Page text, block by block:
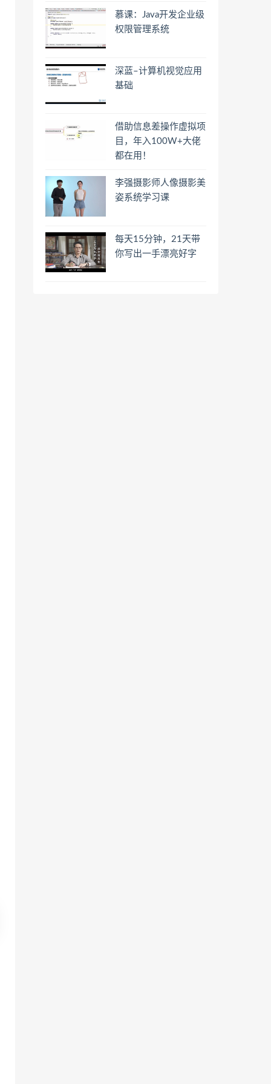
慕课：Java开发企业级
权限管理系统
深蓝–计算机视觉应用
基础
借助信息差操作虚拟项
目，年入100W+大佬
都在用！
李强摄影师人像摄影美
姿系统学习课
每天15分钟，21天带
你写出一手漂亮好字